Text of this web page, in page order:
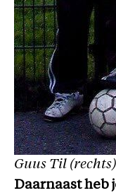
Guus Til
Daarnaast heb